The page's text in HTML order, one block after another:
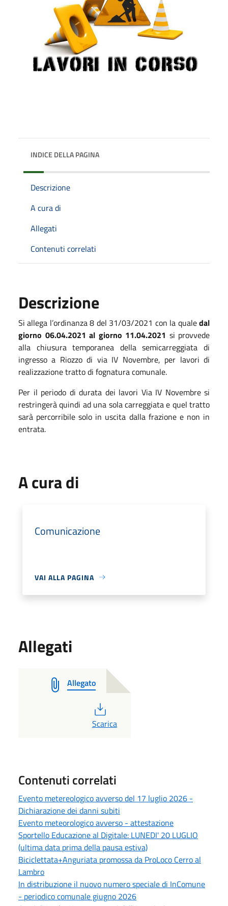
INDICE DELLA PAGINA
Descrizione
A cura di
Allegati
Contenuti correlati
Descrizione
Si allega l’ordinanza 8 del 31/03/2021 con la qualedal
giorno 06.04.2021 al giorno 11.04.2021 si provvede
alla chiusura temporanea della semicarreggiata di
ingresso a Riozzo di via IV Novembre, per lavori di
realizzazione tratto di fognatura comunale.
Per il periodo di durata dei lavori Via IV Novembre si
restringerà quindi ad una sola carreggiata e quel tratto
sarà percorribile solo in uscita dalla frazione e non in
entrata.
A cura di
Comunicazione
VAI ALLA PAGINA
Allegati
Allegato
PDF
Scarica
Contenuti correlati
Evento metereologico avverso del 17 luglio 2026 -
Dichiarazione dei danni subiti
Evento meteorologico avverso - attestazione
Sportello Educazione al Digitale: LUNEDI' 20 LUGLIO
(ultima data prima della pausa estiva)
Biciclettata+Anguriata promossa da ProLoco Cerro al
Lambro
In distribuzione il nuovo numero speciale di InComune
- periodico comunale giugno 2026